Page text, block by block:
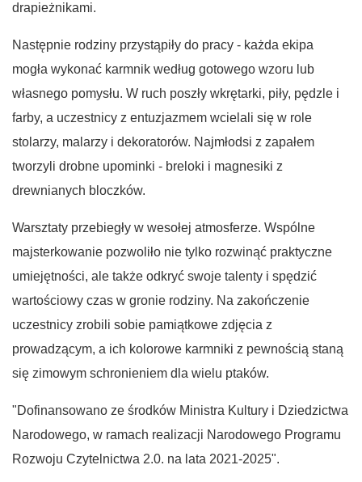
drapieżnikami.
Następnie rodziny przystąpiły do pracy - każda ekipa
mogła wykonać karmnik według gotowego wzoru lub
własnego pomysłu. W ruch poszły wkrętarki, piły, pędzle i
farby, a uczestnicy z entuzjazmem wcielali się w role
stolarzy, malarzy i dekoratorów. Najmłodsi z zapałem
tworzyli drobne upominki - breloki i magnesiki z
drewnianych bloczków.
Warsztaty przebiegły w wesołej atmosferze. Wspólne
majsterkowanie pozwoliło nie tylko rozwinąć praktyczne
umiejętności, ale także odkryć swoje talenty i spędzić
wartościowy czas w gronie rodziny. Na zakończenie
uczestnicy zrobili sobie pamiątkowe zdjęcia z
prowadzącym, a ich kolorowe karmniki z pewnością staną
się zimowym schronieniem dla wielu ptaków.
"Dofinansowano ze środków Ministra Kultury i Dziedzictwa
Narodowego, w ramach realizacji Narodowego Programu
Rozwoju Czytelnictwa 2.0. na lata 2021-2025".